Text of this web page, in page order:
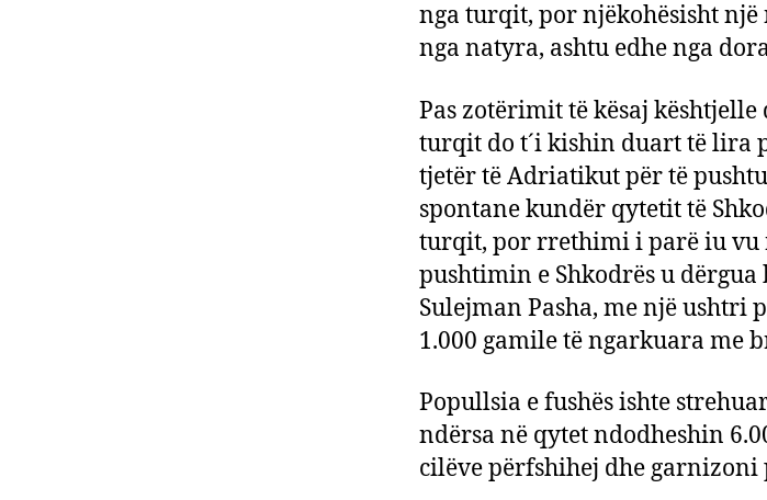
nga turqit, por njëkohësisht
nga natyra, ashtu edhe nga
Pas zotërimit të kësaj
turqit do t´i kishin duart të lira
tjetër të Adriatikut për të
spontane kundër qytetit të
turqit, por rrethimi i parë iu vu
pushtimin e Shkodrës u
Sulejman Pasha, me një ushtri
1.000 gamile të ngarkuara me
Popullsia e fushës ishte
ndërsa në qytet ndodheshin
cilëve përfshihej dhe garnizoni